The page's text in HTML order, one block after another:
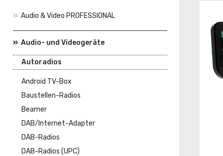
Audio & Video PROFESSIONAL
Audio- und Videogeräte
Autoradios
Android TV-Box
Baustellen-Radios
Beamer
DAB/Internet-Adapter
DAB-Radios
DAB-Radios (UPC)